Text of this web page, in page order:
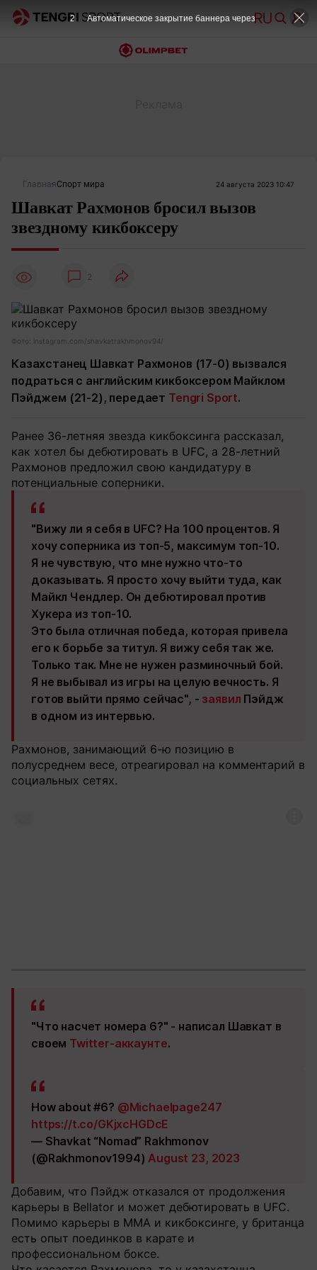
Главная Спорт мира 24 августа 2023 10:47
Шавкат Рахмонов бросил вызов
звездному кикбоксеру
2
Фото: instagram.com/shavkatrakhmonov94/
Казахстанец Шавкат Рахмонов (17-0) вызвался
подраться с английским кикбоксером Майклом
Пэйджем (21-2), передает Tengri Sport.
Ранее 36-летняя звезда кикбоксинга рассказал,
как хотел бы дебютировать в UFC, а 28-летний
Рахмонов предложил свою кандидатуру в
потенциальные соперники.
"Вижу ли я себя в UFC? На 100 процентов. Я
хочу соперника из топ-5, максимум топ-10.
Я не чувствую, что мне нужно что-то
доказывать. Я просто хочу выйти туда, как
Майкл Чендлер. Он дебютировал против
Хукера из топ-10.
Это была отличная победа, которая привела
его к борьбе за титул. Я вижу себя так же.
Только так. Мне не нужен разминочный бой.
Я не выбывал из игры на целую вечность. Я
готов выйти прямо сейчас", - заявил Пэйдж
в одном из интервью.
Рахмонов, занимающий 6-ю позицию в
полусреднем весе, отреагировал на комментарий в
социальных сетях.
"Что насчет номера 6?" - написал Шавкат в
своем Twitter-аккаунте.
How about #6? @Michaelpage247
https://t.co/GKjxcHGDcE
— Shavkat “Nomad” Rakhmonov
(@Rakhmonov1994)August 23, 2023
Добавим, что Пэйдж отказался от продолжения
карьеры в Bellator и может дебютировать в UFC.
Помимо карьеры в ММА и кикбоксинге, у британца
есть опыт поединков в карате и
профессиональном боксе.
2 Автоматическое закрытие баннера через